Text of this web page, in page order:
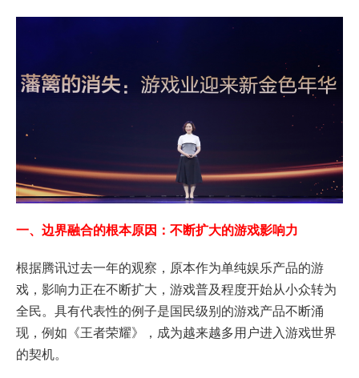
一、边界融合的根本原因：不断扩大的游戏影响力
根据腾讯过去一年的观察，原本作为单纯娱乐产品的游
戏，影响力正在不断扩大，游戏普及程度开始从小众转为
全民。具有代表性的例子是国民级别的游戏产品不断涌
现，例如《王者荣耀》，成为越来越多用户进入游戏世界
的契机。